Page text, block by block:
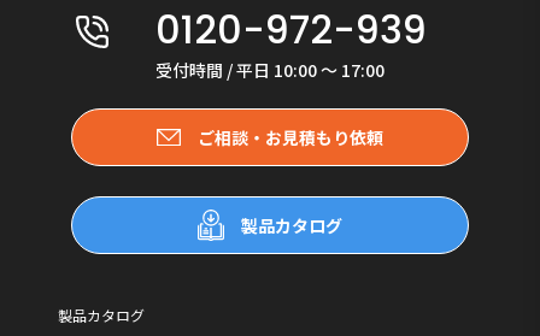
0120-972-939
受付時間 / 平日 10:00 〜 17:00
ご相談・お見積もり依頼
製品カタログ
製品カタログ